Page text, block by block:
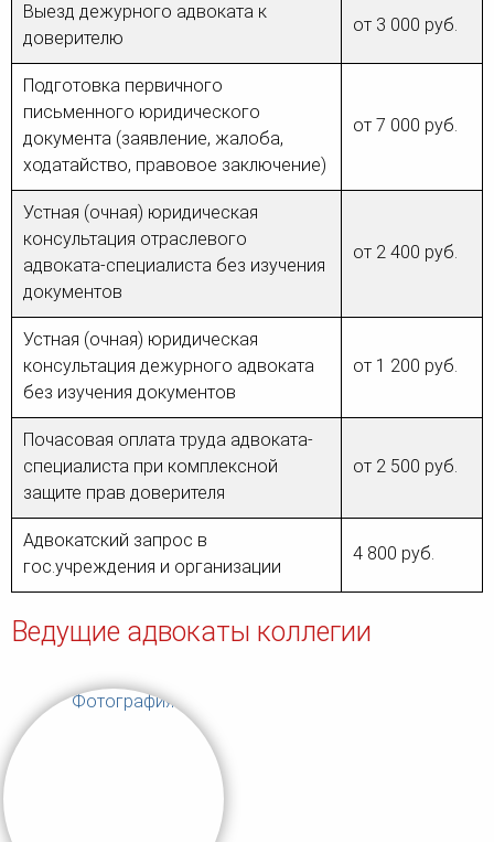
Выезд дежурного адвоката к
доверителю
от 3 000 руб.
Подготовка первичного
письменного юридического
документа (заявление, жалоба,
ходатайство, правовое заключение)
от 7 000 руб.
Устная (очная) юридическая
консультация отраслевого
адвоката-специалиста без изучения
документов
от 2 400 руб.
Устная (очная) юридическая
консультация дежурного адвоката
без изучения документов
от 1 200 руб.
Почасовая оплата труда адвоката-
специалиста при комплексной
защите прав доверителя
от 2 500 руб.
Адвокатский запрос в
гос.учреждения и организации
4 800 руб.
Ведущие адвокаты коллегии